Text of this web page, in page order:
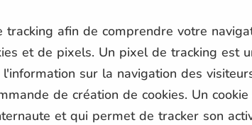
tracking afin de comprendre votre
et de pixels. Un pixel de tracking est
sur la navigation des
de création de cookies. Un
et qui permet de tracker son